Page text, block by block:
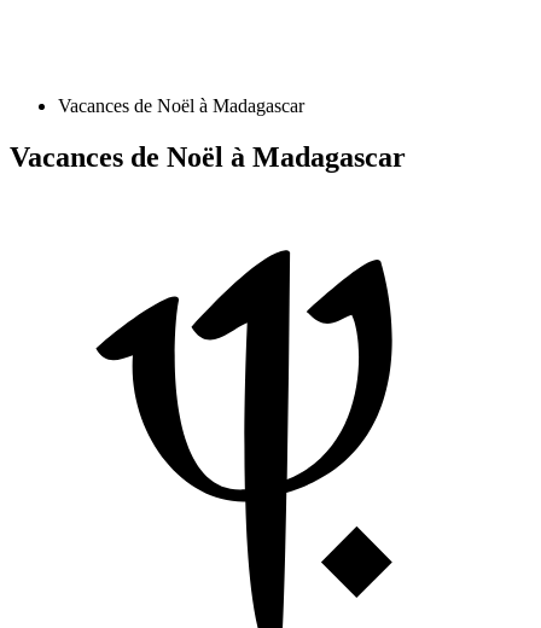
Vacances de Noël à Madagascar
Vacances de Noël à Madagascar